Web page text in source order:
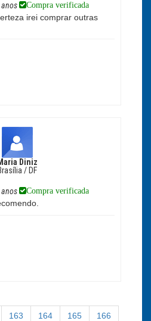
Compra verificada
irei comprar outras
Diniz
/ DF
Compra verificada
163 164 165 166